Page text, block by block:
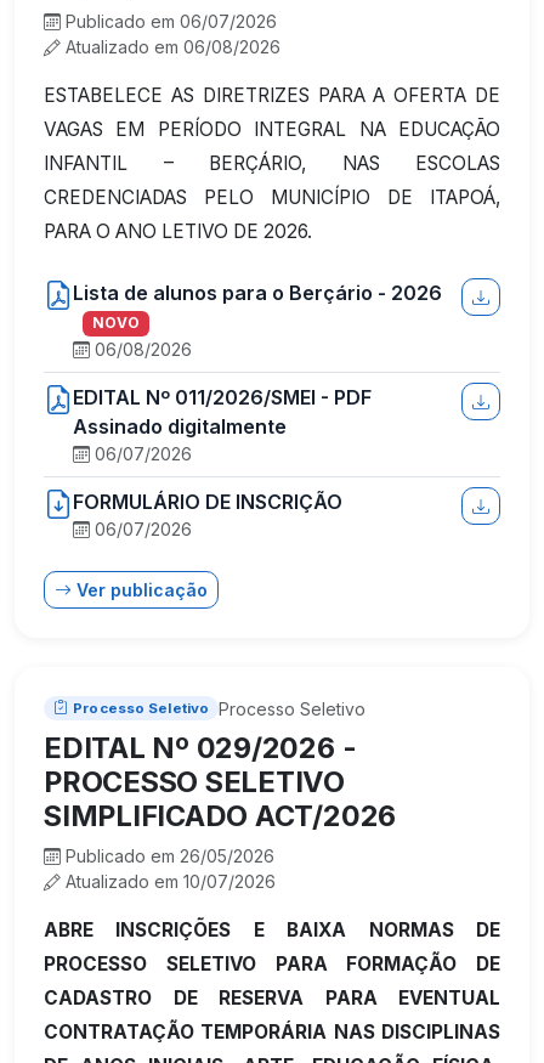
Publicado em 06/07/2026
Atualizado em 06/08/2026
ESTABELECE AS DIRETRIZES PARA A OFERTA DE
VAGAS EM PERÍODO INTEGRAL NA EDUCAÇÃO
INFANTIL – BERÇÁRIO, NAS ESCOLAS
CREDENCIADAS PELO MUNICÍPIO DE ITAPOÁ,
PARA O ANO LETIVO DE 2026.
Lista de alunos para o Berçário - 2026
NOVO
06/08/2026
EDITAL Nº 011/2026/SMEI - PDF
Assinado digitalmente
06/07/2026
FORMULÁRIO DE INSCRIÇÃO
06/07/2026
Ver publicação
Processo Seletivo Processo Seletivo
EDITAL Nº 029/2026 -
PROCESSO SELETIVO
SIMPLIFICADO ACT/2026
Publicado em 26/05/2026
Atualizado em 10/07/2026
ABRE INSCRIÇÕES E BAIXA NORMAS DE
PROCESSO SELETIVO PARA FORMAÇÃO DE
CADASTRO DE RESERVA PARA EVENTUAL
CONTRATAÇÃO TEMPORÁRIA NAS DISCIPLINAS